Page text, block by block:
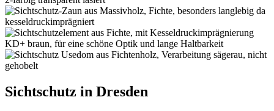
Sichtschutz in Dresden